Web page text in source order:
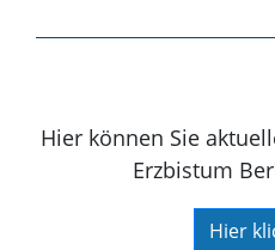
Hier können Sie
Erzbistum
Hier